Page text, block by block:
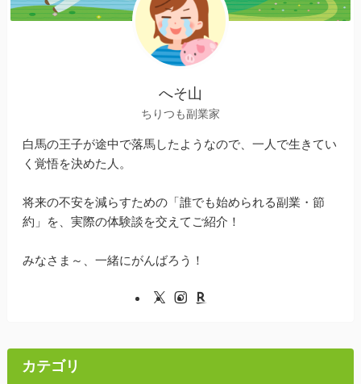
へそ山
ちりつも副業家
白馬の王子が途中で落馬したようなので、一人で生きてい
く覚悟を決めた人。
将来の不安を減らすための「誰でも始められる副業・節
約」を、実際の体験談を交えてご紹介！
みなさま～、一緒にがんばろう！
カテゴリ